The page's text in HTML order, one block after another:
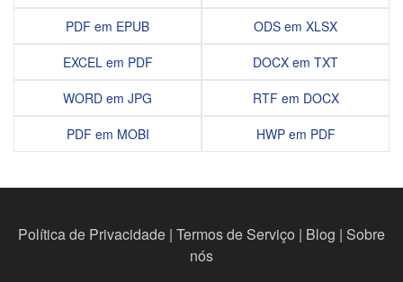
PDF em EPUB
EXCEL em PDF
WORD em JPG
PDF em MOBI
ODS em XLSX
DOCX em TXT
RTF em DOCX
HWP em PDF
Política de Privacidade | Termos de Serviço | Blog | Sobre
nós